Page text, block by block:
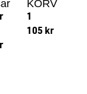
KORV
1
105 kr